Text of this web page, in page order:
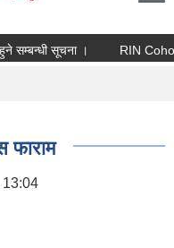
सूचना । RIN Cohor III
फाराम